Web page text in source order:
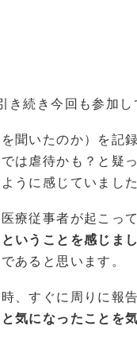
続き今回も参加し
聞いたのか）を記
は虐待かも？と疑
うに感じていました
療従事者が起こっ
いうことを感じまし
あると思います。
、すぐに周りに報
気になったことを